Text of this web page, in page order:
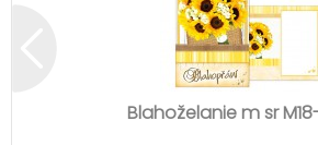
Blahoželanie m sr